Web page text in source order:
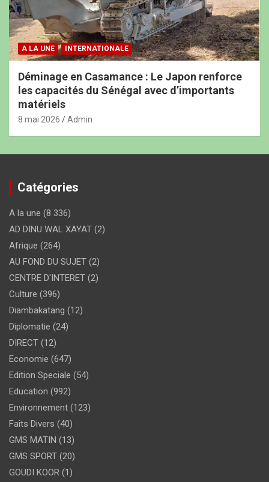
A LA UNE INTERNATIONALE
Déminage en Casamance : Le Japon renforce
les capacités du Sénégal avec d’importants
matériels
8 mai 2026 Admin
Catégories
A la une (8 336)
AD DINU WAL XAYAT (2)
Afrique (264)
AU FOND DU SUJET (2)
CENTRE D'INTERET (2)
Culture (396)
Diambakatang (12)
Diplomatie (24)
DIRECT (12)
Economie (647)
Edition Speciale (54)
Education (992)
Environnement (123)
Faits Divers (40)
GMS MATIN (13)
GMS SPORT (20)
GOUDI KOOR (1)